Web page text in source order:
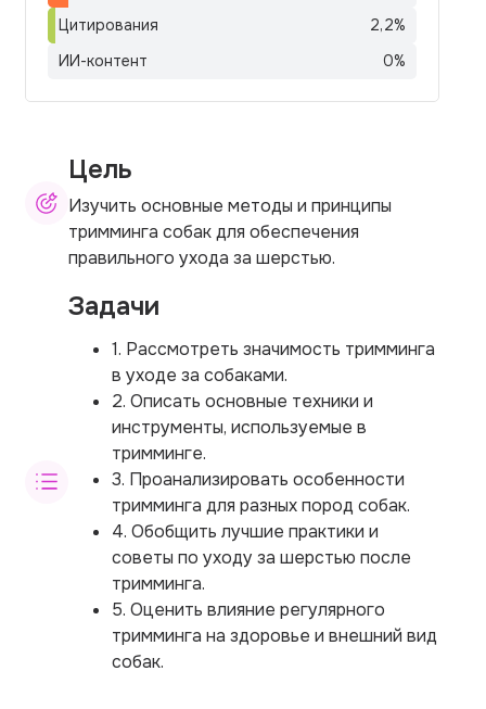
Цитирования
2,2%
ИИ-контент
0%
Цель
Изучить основные методы и принципы
тримминга собак для обеспечения
правильного ухода за шерстью.
Задачи
1. Рассмотреть значимость тримминга
в уходе за собаками.
2. Описать основные техники и
инструменты, используемые в
тримминге.
3. Проанализировать особенности
тримминга для разных пород собак.
4. Обобщить лучшие практики и
советы по уходу за шерстью после
тримминга.
5. Оценить влияние регулярного
тримминга на здоровье и внешний вид
собак.